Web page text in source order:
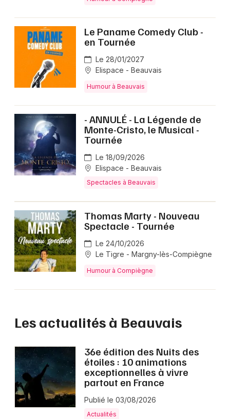
Le Paname Comedy Club -
en Tournée
Le 28/01/2027
Elispace - Beauvais
Humour à Beauvais
- ANNULÉ - La Légende de
Monte-Cristo, le Musical -
Tournée
Le 18/09/2026
Elispace - Beauvais
Spectacles à Beauvais
Thomas Marty - Nouveau
Spectacle - Tournée
Le 24/10/2026
Le Tigre - Margny-lès-Compiègne
Humour à Compiègne
Les actualités à Beauvais
36e édition des Nuits des
étoiles : 10 animations
exceptionnelles à vivre
partout en France
Publié le 03/08/2026
Actualités